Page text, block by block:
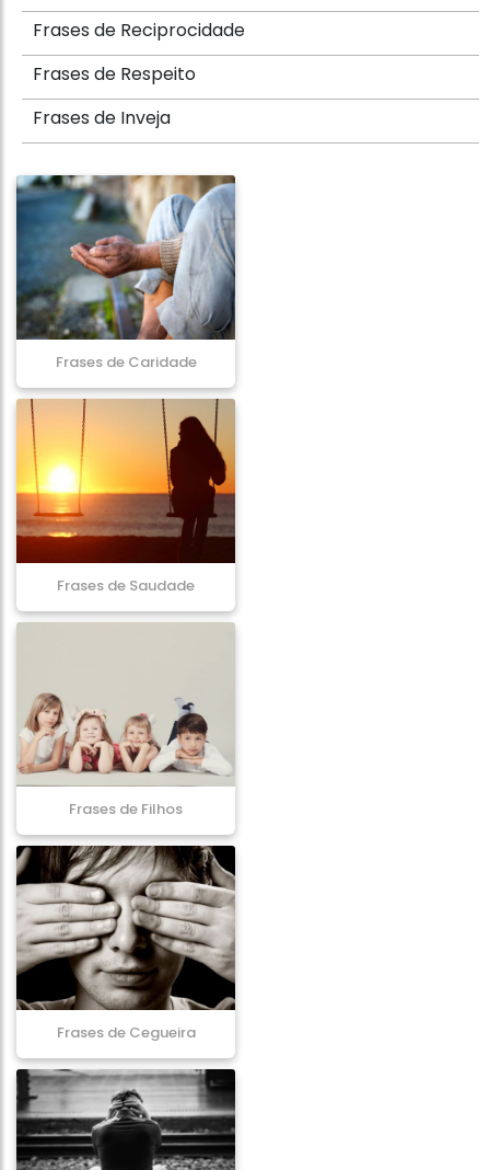
Frases de Reciprocidade
Frases de Respeito
Frases de Inveja
Frases de Caridade
Frases de Saudade
Frases de Filhos
Frases de Cegueira